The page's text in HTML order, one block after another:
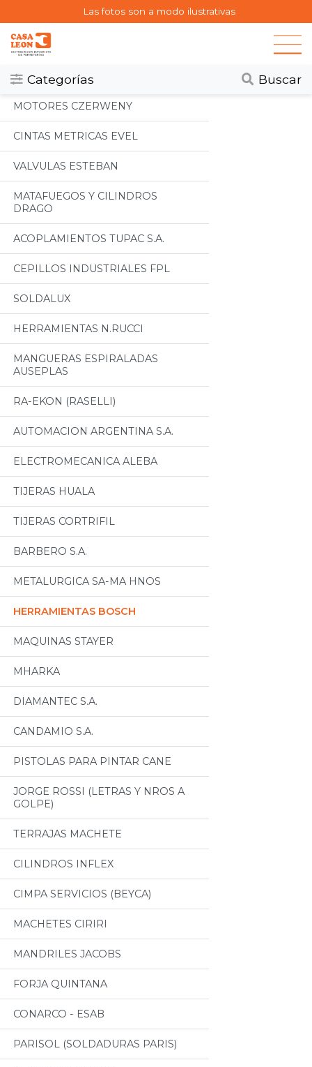
Las fotos son a modo ilustrativas
Categorías Buscar
Categorias
Todos
MOTORES CZERWENY
CINTAS METRICAS EVEL
VALVULAS ESTEBAN
MATAFUEGOS Y CILINDROS
DRAGO
ACOPLAMIENTOS TUPAC S.A.
CEPILLOS INDUSTRIALES FPL
SOLDALUX
HERRAMIENTAS N.RUCCI
MANGUERAS ESPIRALADAS
AUSEPLAS
RA-EKON (RASELLI)
AUTOMACION ARGENTINA S.A.
ELECTROMECANICA ALEBA
TIJERAS HUALA
TIJERAS CORTRIFIL
BARBERO S.A.
METALURGICA SA-MA HNOS
HERRAMIENTAS BOSCH
MAQUINAS STAYER
MHARKA
DIAMANTEC S.A.
CANDAMIO S.A.
PISTOLAS PARA PINTAR CANE
JORGE ROSSI (LETRAS Y NROS A
GOLPE)
TERRAJAS MACHETE
CILINDROS INFLEX
CIMPA SERVICIOS (BEYCA)
MACHETES CIRIRI
MANDRILES JACOBS
FORJA QUINTANA
CONARCO - ESAB
PARISOL (SOLDADURAS PARIS)